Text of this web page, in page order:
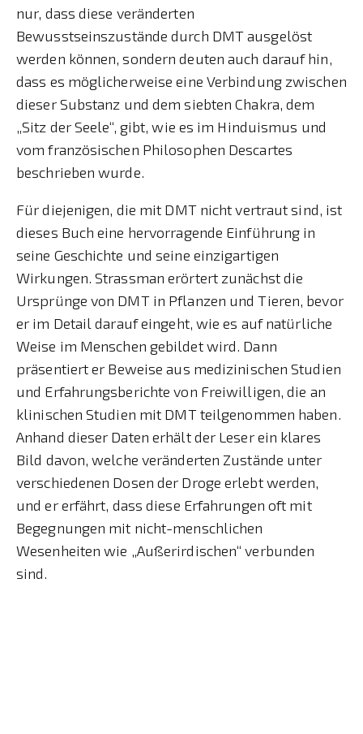
nur, dass diese veränderten
Bewusstseinszustände durch DMT ausgelöst
werden können, sondern deuten auch darauf hin,
dass es möglicherweise eine Verbindung zwischen
dieser Substanz und dem siebten Chakra, dem
„Sitz der Seele“, gibt, wie es im Hinduismus und
vom französischen Philosophen Descartes
beschrieben wurde.
Für diejenigen, die mit DMT nicht vertraut sind, ist
dieses Buch eine hervorragende Einführung in
seine Geschichte und seine einzigartigen
Wirkungen. Strassman erörtert zunächst die
Ursprünge von DMT in Pflanzen und Tieren, bevor
er im Detail darauf eingeht, wie es auf natürliche
Weise im Menschen gebildet wird. Dann
präsentiert er Beweise aus medizinischen Studien
und Erfahrungsberichte von Freiwilligen, die an
klinischen Studien mit DMT teilgenommen haben.
Anhand dieser Daten erhält der Leser ein klares
Bild davon, welche veränderten Zustände unter
verschiedenen Dosen der Droge erlebt werden,
und er erfährt, dass diese Erfahrungen oft mit
Begegnungen mit nicht-menschlichen
Wesenheiten wie „Außerirdischen“ verbunden
sind.